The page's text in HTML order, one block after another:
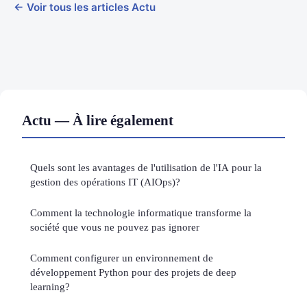
← Voir tous les articles Actu
Actu — À lire également
Quels sont les avantages de l'utilisation de l'IA pour la
gestion des opérations IT (AIOps)?
Comment la technologie informatique transforme la
société que vous ne pouvez pas ignorer
Comment configurer un environnement de
développement Python pour des projets de deep
learning?